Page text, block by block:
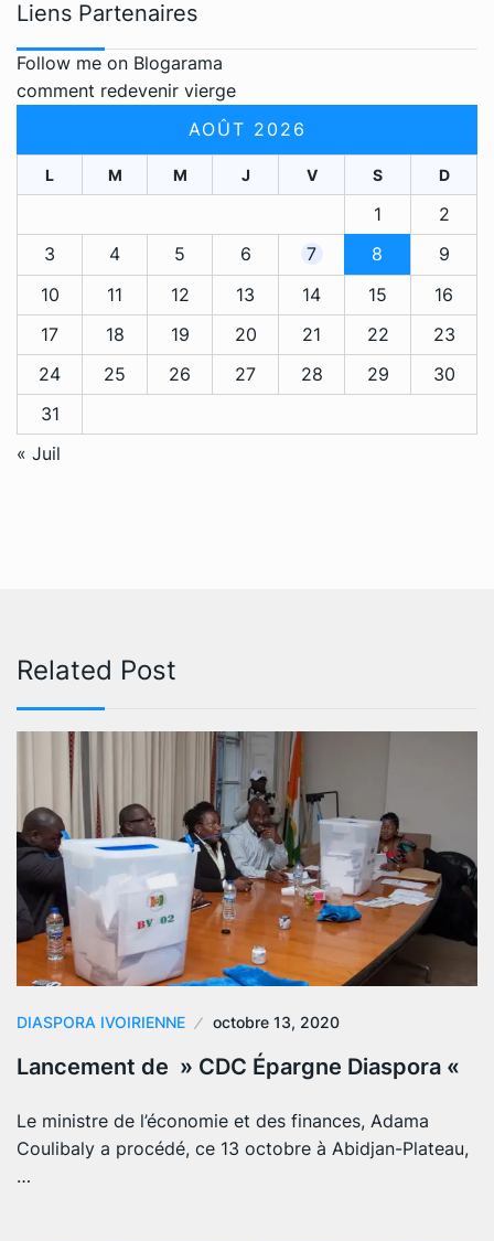
Liens Partenaires
Follow me on Blogarama
comment redevenir vierge
AOÛT 2026
L M M J V S D
1
2
3
4 5 6 7 8
9
10
11 12 13 14 15
16
17
18 19 20 21 22
23
24
25 26 27 28 29
30
31
« Juil
Related Post
DIASPORA IVOIRIENNE octobre 13, 2020
Lancement de » CDC Épargne Diaspora «
Le ministre de l’économie et des finances, Adama
Coulibaly a procédé, ce 13 octobre à Abidjan-Plateau,
…